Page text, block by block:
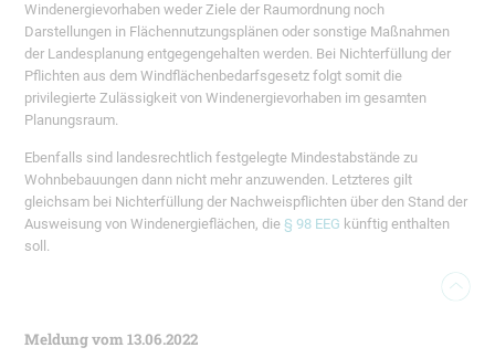
Windenergievorhaben weder Ziele der Raumordnung noch
Darstellungen in Flächennutzungsplänen oder sonstige Maßnahmen
der Landesplanung entgegengehalten werden. Bei Nichterfüllung der
Pflichten aus dem Windflächenbedarfsgesetz folgt somit die
privilegierte Zulässigkeit von Windenergievorhaben im gesamten
Planungsraum.
Ebenfalls sind landesrechtlich festgelegte Mindestabstände zu
Wohnbebauungen dann nicht mehr anzuwenden. Letzteres gilt
gleichsam bei Nichterfüllung der Nachweispflichten über den Stand der
Ausweisung von Windenergieflächen, die§ 98 EEG künftig enthalten
soll.
Meldung vom 13.06.2022